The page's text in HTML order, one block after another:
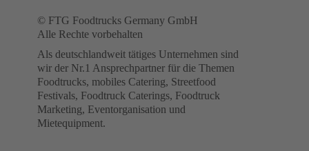
© FTG Foodtrucks Germany GmbH
Alle Rechte vorbehalten
Als deutschlandweit tätiges Unternehmen sind
wir der Nr.1 Ansprechpartner für die Themen
Foodtrucks, mobiles Catering, Streetfood
Festivals, Foodtruck Caterings, Foodtruck
Marketing, Eventorganisation und
Mietequipment.